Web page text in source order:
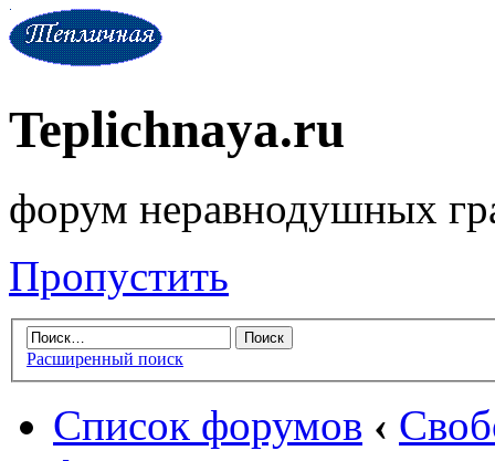
Teplichnaya.ru
форум неравнодушных
Пропустить
Расширенный поиск
Список форумов ‹